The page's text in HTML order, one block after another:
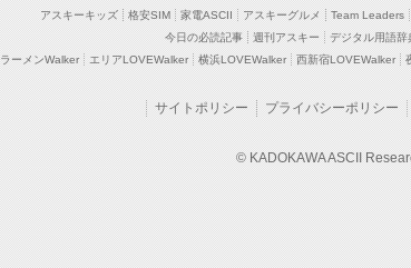
アスキーキッズ
格安SIM 家電ASCII アスキーグルメ Team Leaders
今日の必読記事
週刊アスキー デジタル用語辞
ラーメンWalker
エリアLOVEWalker 横浜LOVEWalker 西新宿LOVEWalker
サイトポリシー プライバシーポリシー
© KADOKAWA ASCII